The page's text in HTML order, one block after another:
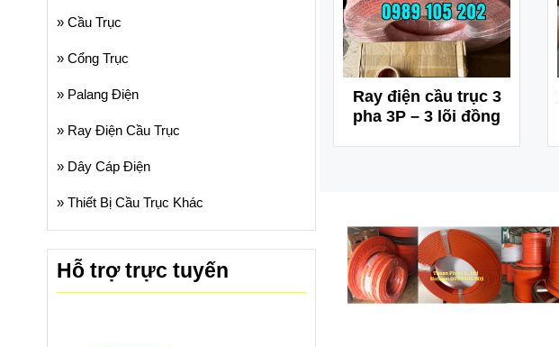
ray
Ray điện cầu trục 3
pha 3P – 3 lõi đồng
» Cầu Trục
» Cổng Trục
» Palang Điện
» Ray Điện Cầu Trục
» Dây Cáp Điện
» Thiết Bị Cầu Trục Khác
Hỗ trợ trực tuyến